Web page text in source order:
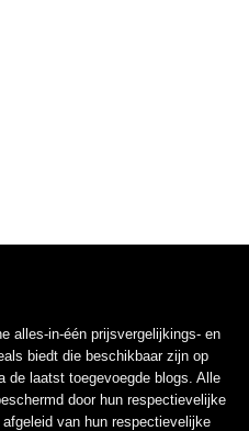
alles-in-één prijsvergelijkings- en
biedt die beschikbaar zijn op
de laatst toegevoegde blogs. Alle
door hun respectievelijke
van hun respectievelijke